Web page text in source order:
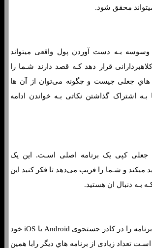
میتواند محقق شود.
وسوسه بـه دست آوردن پول واقعی میتواند
قرار دهد کـه قصد دارند شـما را
هاي‌ جعلی چیست و چگونه می‌توان از آن ها
اشتراک گذاشتن نکاتی بـه خواندن ادامه
جعلی کپی یک برنامه اصلی اسـت. این یک
میکند و شـما را فریب می‌دهد تا فکر کنید این
بـه دنبال ان هستید.
هنگامی کـه نام یک برنامه را در کادر جستجوی Android یا iOS خود
تعداد زیادی از برنامه هاي‌ دیگر رابا همین